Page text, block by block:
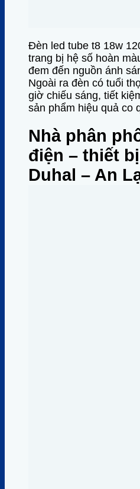
Đèn led tube t8 18w
trang bị hệ số hoàn
đem đến nguồn ánh
Ngoài ra đèn có tuổi
giờ chiếu sáng, tiết
sản phẩm hiệu quả co
Nhà phân
điện – thiết
Duhal – An